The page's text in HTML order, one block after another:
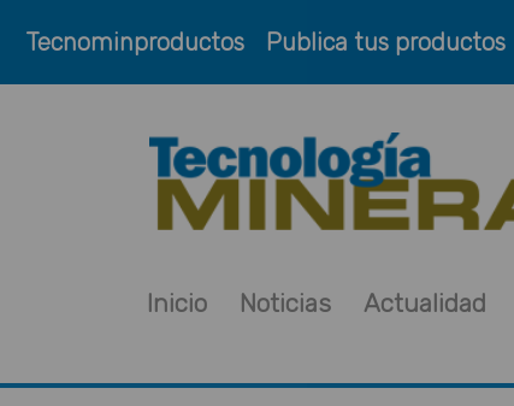
Tecnominproductos Publica tus productos
Inicio Noticias Actualidad